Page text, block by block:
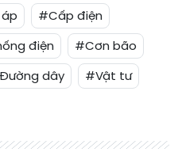
#Cấp điện
điện
#Cơn bão
dây #Vật tư